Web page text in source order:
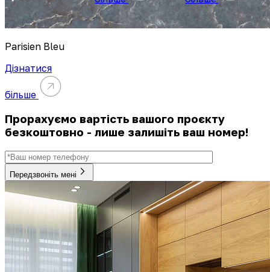
Parisien Bleu
Дізнатися
більше
Прорахуємо вартість вашого проєкту
безкоштовно - лише залишіть ваш номер!
Передзвоніть мені